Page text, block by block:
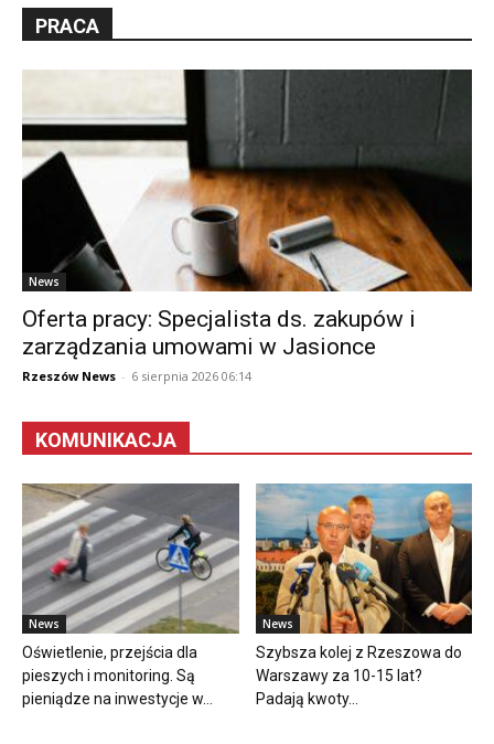
PRACA
News
Oferta pracy: Specjalista ds. zakupów i
zarządzania umowami w Jasionce
Rzeszów News - 6 sierpnia 2026 06:14
KOMUNIKACJA
News
Oświetlenie, przejścia dla
pieszych i monitoring. Są
pieniądze na inwestycje w...
News
Szybsza kolej z Rzeszowa do
Warszawy za 10-15 lat?
Padają kwoty...